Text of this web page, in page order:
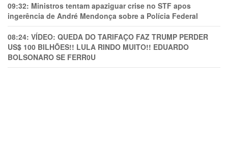
09:32: Ministros tentam apaziguar crise no STF apos
ingerência de André Mendonça sobre a Polícia Federal
08:24: VÍDEO: QUEDA DO TARIFAÇO FAZ TRUMP PERDER
US$ 100 BILHÕES!! LULA RINDO MUITO!! EDUARDO
BOLSONARO SE FERR0U